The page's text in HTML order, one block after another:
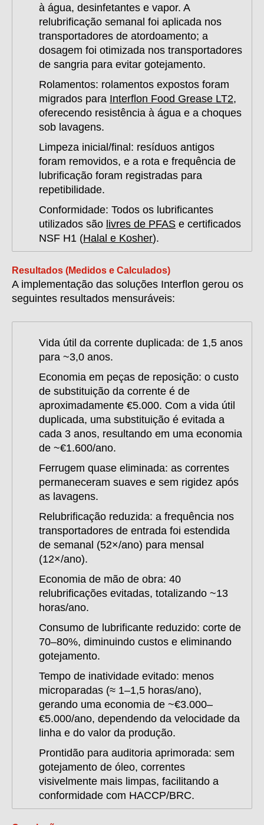
à água, desinfetantes e vapor. A
relubrificação semanal foi aplicada nos
transportadores de atordoamento; a
dosagem foi otimizada nos transportadores
de sangria para evitar gotejamento.
Rolamentos: rolamentos expostos foram
migrados para Interflon Food Grease LT2,
oferecendo resistência à água e a choques
sob lavagens.
Limpeza inicial/final: resíduos antigos
foram removidos, e a rota e frequência de
lubrificação foram registradas para
repetibilidade.
Conformidade: Todos os lubrificantes
utilizados são livres de PFAS e certificados
NSF H1 (Halal e Kosher).
Resultados (Medidos e Calculados)
A implementação das soluções Interflon gerou os
seguintes resultados mensuráveis:
Vida útil da corrente duplicada: de 1,5 anos
para ~3,0 anos.
Economia em peças de reposição: o custo
de substituição da corrente é de
aproximadamente €5.000. Com a vida útil
duplicada, uma substituição é evitada a
cada 3 anos, resultando em uma economia
de ~€1.600/ano.
Ferrugem quase eliminada: as correntes
permaneceram suaves e sem rigidez após
as lavagens.
Relubrificação reduzida: a frequência nos
transportadores de entrada foi estendida
de semanal (52×/ano) para mensal
(12×/ano).
Economia de mão de obra: 40
relubrificações evitadas, totalizando ~13
horas/ano.
Consumo de lubrificante reduzido: corte de
70–80%, diminuindo custos e eliminando
gotejamento.
Tempo de inatividade evitado: menos
microparadas (≈ 1–1,5 horas/ano),
gerando uma economia de ~€3.000–
€5.000/ano, dependendo da velocidade da
linha e do valor da produção.
Prontidão para auditoria aprimorada: sem
gotejamento de óleo, correntes
visivelmente mais limpas, facilitando a
conformidade com HACCP/BRC.